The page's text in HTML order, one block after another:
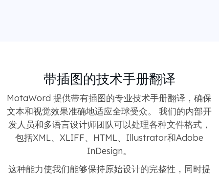
带插图的技术手册翻译
MotaWord 提供带有插图的专业技术手册翻译，确保
文本和视觉效果准确地适应全球受众。 我们的内部开
发人员和多语言设计师团队可以处理各种文件格式，
包括XML、XLIFF、HTML、Illustrator和Adobe
InDesign。
这种能力使我们能够保持原始设计的完整性，同时提